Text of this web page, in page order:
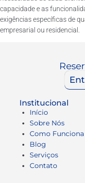
capacidade e as
exigências específicas de
empresarial ou residencial.
Institucional
Início
Sobre Nós
Como Funciona
Blog
Serviços
Contato